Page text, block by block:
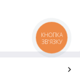
КНОПКА
ЗВ'ЯЗКУ